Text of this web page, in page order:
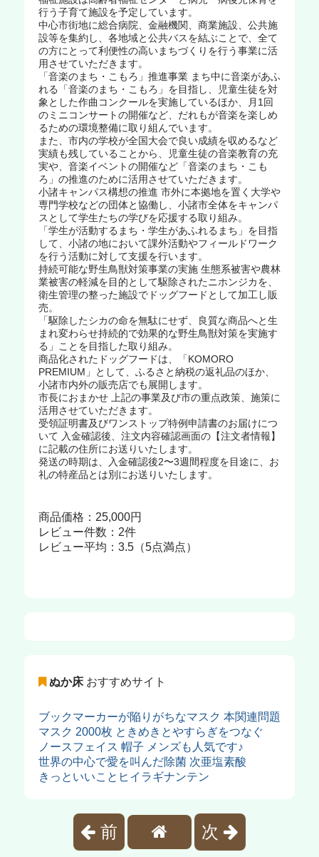
行う子育て施設を予定しています。
中心市街地に総合病院、金融機関、商業施設、公共施
設等を集約し、各地域と公共バスを結ぶことで、全て
の方にとって利便性の高いまちづくりを行う事業に活
用させていただきます。
「音楽のまち・こもろ」推進事業 まち中に音楽があふ
れる「音楽のまち・こもろ」を目指し、児童生徒を対
象とした作曲コンクールを実施しているほか、月1回
のミニコンサートの開催など、だれもが音楽を楽しめ
るための環境整備に取り組んでいます。
また、市内の学校が全国大会で良い成績を収めるなど
実績も残していることから、児童生徒の音楽教育の充
実や、音楽イベントの開催など「音楽のまち・こも
ろ」の推進のために活用させていただきます。
小諸キャンパス構想の推進 市外に本拠地を置く大学や
専門学校などの団体と協働し、小諸市全体をキャンパ
スとして学生たちの学びを応援する取り組み。
「学生が活動するまち・学生があふれるまち」を目指
して、小諸の地において課外活動やフィールドワーク
を行う活動に対して支援を行います。
持続可能な野生鳥獣対策事業の実施 生態系被害や農林
業被害の軽減を目的として駆除されたニホンジカを、
衛生管理の整った施設でドッグフードとして加工し販
売。
「駆除したシカの命を無駄にせず、良質な商品へと生
まれ変わらせ持続的で効果的な野生鳥獣対策を実施す
る」ことを目指した取り組み。
商品化されたドッグフードは、「KOMORO
PREMIUM」として、ふるさと納税の返礼品のほか、
小諸市内外の販売店でも展開します。
市長におまかせ 上記の事業及び市の重点政策、施策に
活用させていただきます。
受領証明書及びワンストップ特例申請書のお届けにつ
いて 入金確認後、注文内容確認画面の【注文者情報】
に記載の住所にお送りいたします。
発送の時期は、入金確認後2〜3週間程度を目途に、お
礼の特産品とは別にお送りいたします。
商品価格：25,000円
レビュー件数：2件
レビュー平均：3.5（5点満点）
ぬか床おすすめサイト
ブックマーカーが陥りがちなマスク 本関連問題
マスク 2000枚 ときめきとやすらぎをつなぐ
ノースフェイス 帽子 メンズも人気です♪
世界の中心で愛を叫んだ除菌 次亜塩素酸
きっといいことヒイラギナンテン
前 次